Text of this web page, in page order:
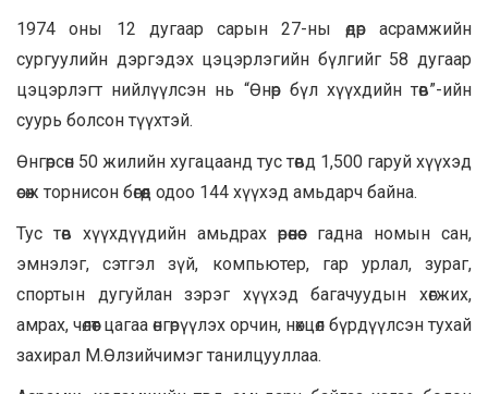
1974 оны 12 дугаар сарын 27-ны өдөр асрамжийн
сургуулийн дэргэдэх цэцэрлэгийн бүлгийг 58 дугаар
цэцэрлэгт нийлүүлсэн нь “Өнөр бүл хүүхдийн төв”-ийн
суурь болсон түүхтэй.
Өнгөрсөн 50 жилийн хугацаанд тус төвд 1,500 гаруй хүүхэд
өсөж торнисон бөгөөд одоо 144 хүүхэд амьдарч байна.
Тус төв хүүхдүүдийн амьдрах өрөөнөөс гадна номын сан,
эмнэлэг, сэтгэл зүй, компьютер, гар урлал, зураг,
спортын дугуйлан зэрэг хүүхэд багачуудын хөгжих,
амрах, чөлөөт цагаа өнгөрүүлэх орчин, нөхцөл бүрдүүлсэн тухай
захирал М.Өлзийчимэг танилцууллаа.